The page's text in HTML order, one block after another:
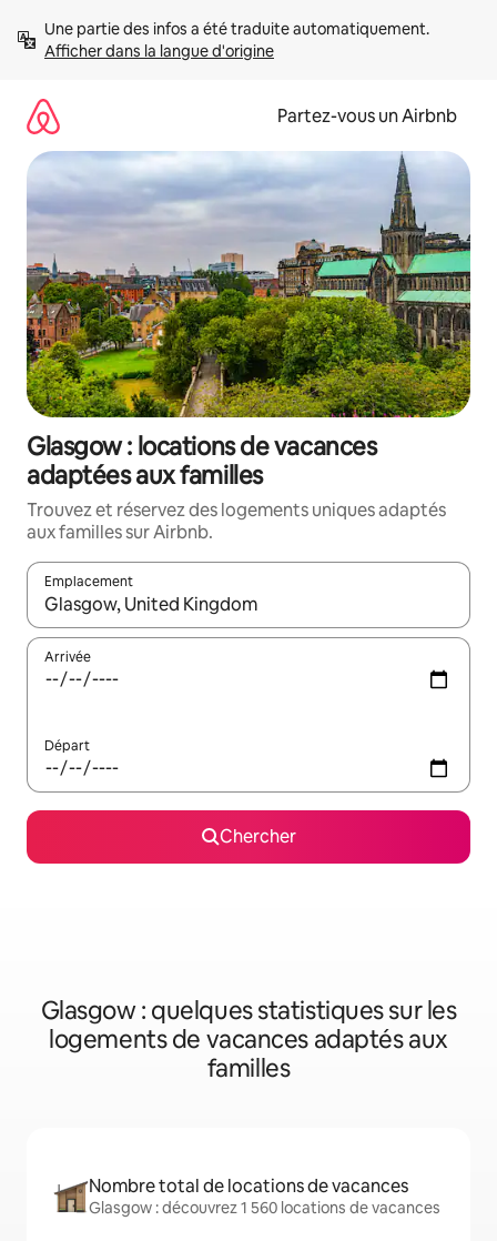
directement
Afficher dans la langue d'origine
Partez-vous un Airbnb
Glasgow : locations de vacances
adaptées aux familles
Trouvez et réservez des logements uniques adaptés
aux familles sur Airbnb.
Emplacement
Quand les résultats sont affichés, parcourez-les en utilisant
Arrivée
Départ
Chercher
Glasgow : quelques statistiques sur les
logements de vacances adaptés aux
familles
Nombre total de locations de vacances
Glasgow : découvrez 1 560 locations de vacances